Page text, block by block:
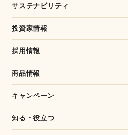
サステナビリティ
投資家情報
採用情報
商品情報
キャンペーン
知る・役立つ